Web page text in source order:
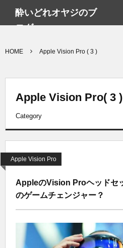
酔いどれオヤジのブ
ログwp
HOME Apple Vision Pro ( 3 )
Apple Vision Pro( 3 )
Category
Apple Vision Pro
AppleのVision Proヘッドセ
のゲームチェンジャー？